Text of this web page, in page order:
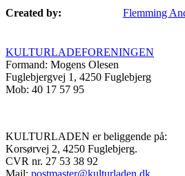
Created by:
Flemming
KULTURLADEFORENINGEN
Formand: Mogens Olesen
Fuglebjergvej 1, 4250 Fuglebjerg
Mob: 40 17 57 95
KULTURLADEN er beliggende på:
Korsørvej 2, 4250 Fuglebjerg.
CVR nr. 27 53 38 92
Mail: postmaster@kulturladen.dk